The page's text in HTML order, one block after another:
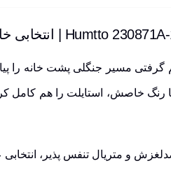
گرفتی مسیر جنگلی پشت خانه را
و متریال تنفس پذیر،